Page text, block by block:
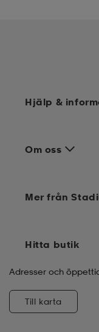
Hjälp &
Om oss
Mer från
Hitta butik
Adresser och
Till karta